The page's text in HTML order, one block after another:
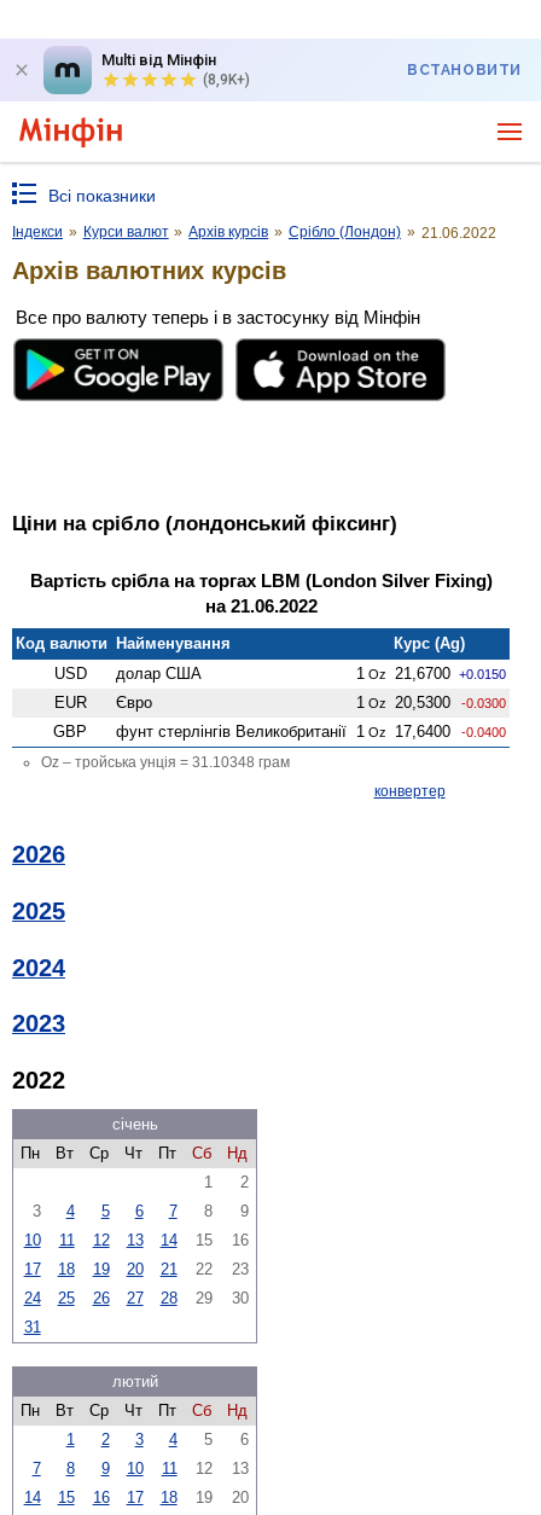
Multi від Мінфін
(8,9K+)
ВСТАНОВИТИ
Всі показники
Індекси » Курси валют » Архів курсів » Срібло (Лондон) » 21.06.2022
Архів валютних курсів
Все про валюту теперь і в застосунку від Мінфін
Ціни на срібло (лондонський фіксинг)
Вартість срібла на торгах LBM (London Silver Fixing)
на 21.06.2022
Код валюти Найменування
Курс (Ag)
USD
долар США 1 Oz 21,6700 +0.0150
EUR Євро 1 Oz 20,5300 -0.0300
GBP фунт стерлінгів Велико­британії 1 Oz 17,6400 -0.0400
Oz – тройська унція = 31.10348 грам
конвертер
2026
2025
2024
2023
2022
січень
Пн
Вт Ср Чт Пт Сб
Нд
1
2
3
4 5 6 7 8
9
10
11 12 13 14 15
16
17
18 19 20 21 22
23
24
25 26 27 28 29
30
31
лютий
Пн
Вт Ср Чт Пт Сб
Нд
1
2 3 4 5
6
7
8 9 10 11 12
13
14
15 16 17 18 19
20